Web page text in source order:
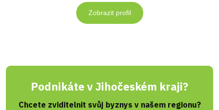
Zobrazit profil
Podnikáte v Jihočeském kraji?
Chcete zviditelnit svůj byznys v našem regionu?